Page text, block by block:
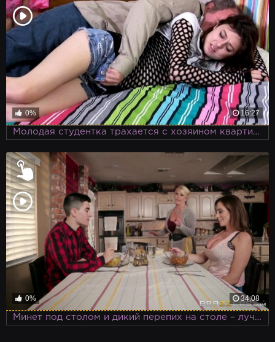
0% 16:27
Молодая студентка трахается с хозяином квартиры, когда тот приходит пьяный
0% 34:08
Минет под столом и дикий перепих на столе – лучшее времяпровождение на кухне